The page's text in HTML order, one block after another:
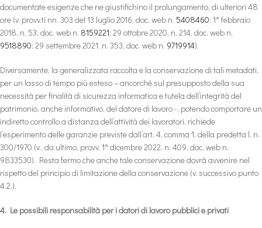
documentate esigenze che ne giustifichino il prolungamento, di ulteriori 48
ore (v. provv.ti nn. 303 del 13 luglio 2016, doc. web n. 5408460; 1° febbraio
2018, n. 53, doc. web n. 8159221; 29 ottobre 2020, n. 214, doc. web n.
9518890; 29 settembre 2021, n. 353, doc. web n. 9719914).
Diversamente, la generalizzata raccolta e la conservazione di tali metadati,
per un lasso di tempo più esteso – ancorché sul presupposto della sua
necessità per finalità di sicurezza informatica e tutela dell’integrità del
patrimonio, anche informativo, del datore di lavoro -, potendo comportare un
indiretto controllo a distanza dell’attività dei lavoratori, richiede
l’esperimento delle garanzie previste dall’art. 4, comma 1, della predetta l. n.
300/1970 (v., da ultimo, provv. 1° dicembre 2022, n. 409, doc. web n.
9833530). Resta fermo che anche tale conservazione dovrà avvenire nel
rispetto del principio di limitazione della conservazione (v. successivo punto
4.2.).
4. Le possibili responsabilità per i datori di lavoro pubblici e privati